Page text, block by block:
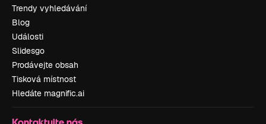
Trendy vyhledávání
Blog
Události
Slidesgo
Prodávejte obsah
Tisková místnost
Hledáte magnific.ai